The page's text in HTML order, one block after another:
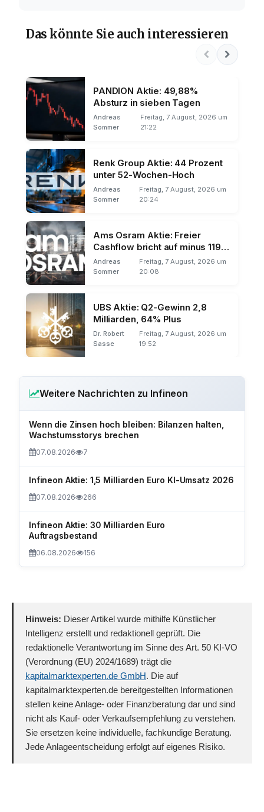
Das könnte Sie auch interessieren
PANDION Aktie: 49,88%
Absturz in sieben Tagen
Andreas
Sommer
Freitag, 7 August, 2026 um
21:22
Renk Group Aktie: 44 Prozent
unter 52-Wochen-Hoch
Andreas
Sommer
Freitag, 7 August, 2026 um
20:24
Ams Osram Aktie: Freier
Cashflow bricht auf minus 119
Millionen
Andreas
Sommer
Freitag, 7 August, 2026 um
20:08
UBS Aktie: Q2-Gewinn 2,8
Milliarden, 64% Plus
Dr. Robert
Sasse
Freitag, 7 August, 2026 um
19:52
Weitere Nachrichten zu Infineon
Wenn die Zinsen hoch bleiben: Bilanzen halten,
Wachstumsstorys brechen
07.08.2026 7
Infineon Aktie: 1,5 Milliarden Euro KI-Umsatz 2026
07.08.2026 266
Infineon Aktie: 30 Milliarden Euro
Auftragsbestand
06.08.2026 156
Hinweis: Dieser Artikel wurde mithilfe Künstlicher
Intelligenz erstellt und redaktionell geprüft. Die
redaktionelle Verantwortung im Sinne des Art. 50 KI-VO
(Verordnung (EU) 2024/1689) trägt die
kapitalmarktexperten.de GmbH. Die auf
kapitalmarktexperten.de bereitgestellten Informationen
stellen keine Anlage- oder Finanzberatung dar und sind
nicht als Kauf- oder Verkaufsempfehlung zu verstehen.
Sie ersetzen keine individuelle, fachkundige Beratung.
Jede Anlageentscheidung erfolgt auf eigenes Risiko.